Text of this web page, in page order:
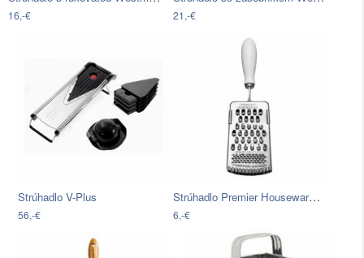
16,-€ 21,-€
Strúhadlo V-Plus
56,-€
Strúhadlo Premier Housewares Bygone
6,-€